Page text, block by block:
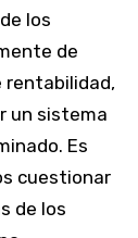
los
de
rentabilidad,
un sistema
Es
cuestionar
de los